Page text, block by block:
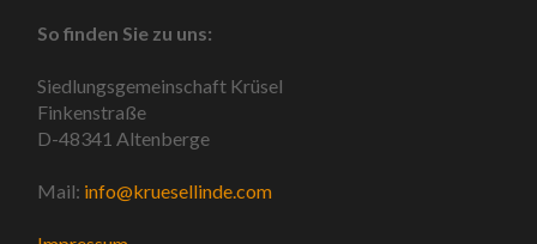
So finden Sie zu uns:
Siedlungsgemeinschaft Krüsel
Finkenstraße
D-48341 Altenberge
Mail: info@kruesellinde.com